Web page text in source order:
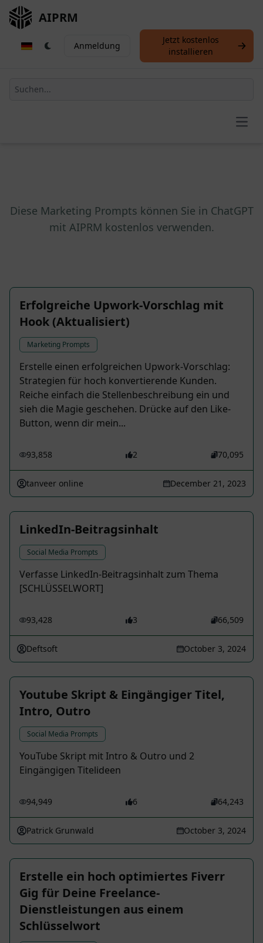
AIPRM
Anmeldung
Jetzt kostenlos
installieren
Diese Marketing Prompts können Sie in ChatGPT
mit AIPRM kostenlos verwenden.
Erfolgreiche Upwork-Vorschlag mit
Hook (Aktualisiert)
Marketing Prompts
Erstelle einen erfolgreichen Upwork-Vorschlag:
Strategien für hoch konvertierende Kunden.
Reiche einfach die Stellenbeschreibung ein und
sieh die Magie geschehen. Drücke auf den Like-
Button, wenn dir mein...
93,858 2 70,095
tanveer online December 21, 2023
LinkedIn-Beitragsinhalt
Social Media Prompts
Verfasse LinkedIn-Beitragsinhalt zum Thema
[SCHLÜSSELWORT]
93,428 3 66,509
Deftsoft October 3, 2024
Youtube Skript & Eingängiger Titel,
Intro, Outro
Social Media Prompts
YouTube Skript mit Intro & Outro und 2
Eingängigen Titelideen
94,949 6 64,243
Patrick Grunwald October 3, 2024
Erstelle ein hoch optimiertes Fiverr
Gig für Deine Freelance-
Dienstleistungen aus einem
Schlüsselwort